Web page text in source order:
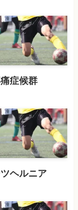
症候群
ヘルニア